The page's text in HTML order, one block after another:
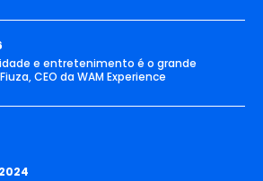
e entretenimento é o grande
CEO da WAM Experience